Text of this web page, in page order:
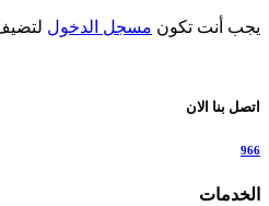
يجب أنت تكون مسجل الدخول
اتصل بنا الان
966
الخدمات